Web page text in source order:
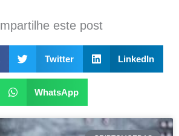
este post
Twitter LinkedIn
WhatsApp